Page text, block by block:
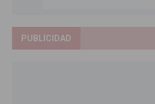
PUBLICIDAD